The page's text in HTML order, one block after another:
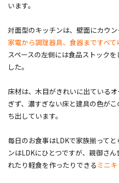
います。
対面型のキッチンは、壁面にカウン
家電から調理器具、食器まですべて
スペースの左側には食品ストック
した。
床材は、木目がきれいに出ている
ぎず、濃すぎない床と建具の色が
ち出しています。
毎日のお食事はLDKで家族揃って
ンはLDKにひとつですが、親御さ
れたり軽食を作ったりできる ミニ